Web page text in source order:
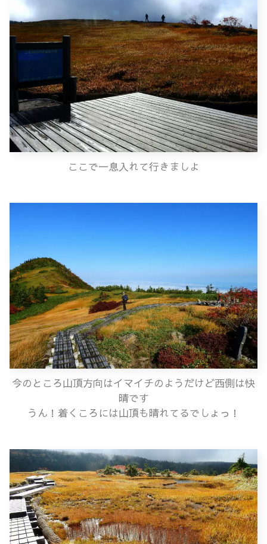
ここで一息入れて行きましよ
今のところ山頂方向はイマイチのようだけど西側は快
晴です
うん！着くころには山頂も晴れてるでしょっ！